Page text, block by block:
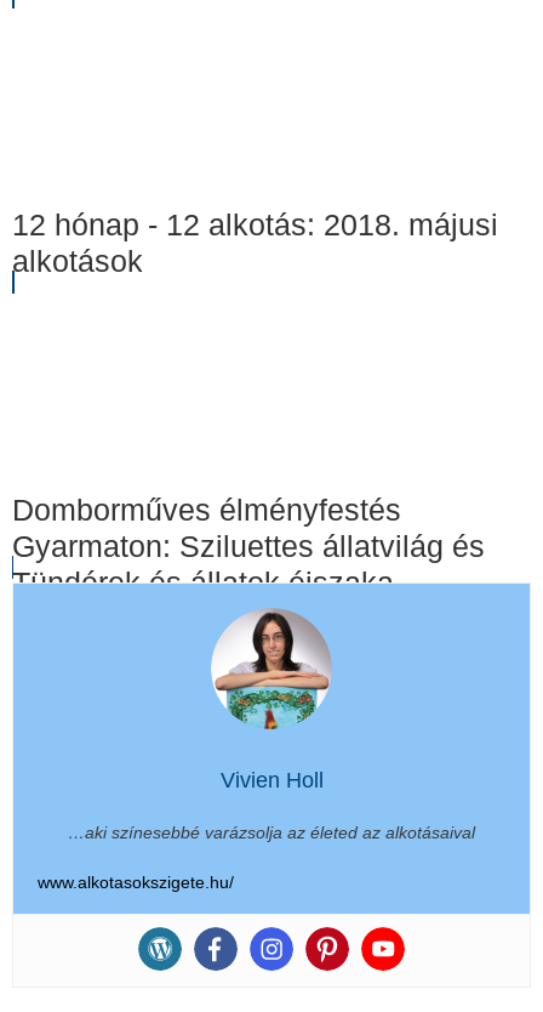
12 hónap - 12 alkotás: 2018. májusi
alkotások
Domborműves élményfestés
Gyarmaton: Sziluettes állatvilág és
Tündérek és állatok éjszaka
Vivien Holl
…aki színesebbé varázsolja az életed az alkotásaival
www.alkotasokszigete.hu/